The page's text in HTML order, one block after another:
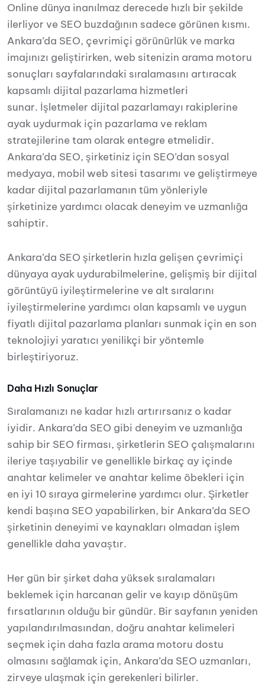
Online dünya inanılmaz derecede hızlı bir şekilde
ilerliyor ve SEO buzdağının sadece görünen kısmı.
Ankara’da SEO, çevrimiçi görünürlük ve marka
imajınızı geliştirirken, web sitenizin arama motoru
sonuçları sayfalarındaki sıralamasını artıracak
kapsamlı dijital pazarlama hizmetleri
sunar. İşletmeler dijital pazarlamayı rakiplerine
ayak uydurmak için pazarlama ve reklam
stratejilerine tam olarak entegre etmelidir.
Ankara’da SEO, şirketiniz için SEO’dan sosyal
medyaya, mobil web sitesi tasarımı ve geliştirmeye
kadar dijital pazarlamanın tüm yönleriyle
şirketinize yardımcı olacak deneyim ve uzmanlığa
sahiptir.
Ankara’da SEO şirketlerin hızla gelişen çevrimiçi
dünyaya ayak uydurabilmelerine, gelişmiş bir dijital
görüntüyü iyileştirmelerine ve alt sıralarını
iyileştirmelerine yardımcı olan kapsamlı ve uygun
fiyatlı dijital pazarlama planları sunmak için en son
teknolojiyi yaratıcı yenilikçi bir yöntemle
birleştiriyoruz.
Daha Hızlı Sonuçlar
Sıralamanızı ne kadar hızlı artırırsanız o kadar
iyidir. Ankara’da SEO gibi deneyim ve uzmanlığa
sahip bir SEO firması, şirketlerin SEO çalışmalarını
ileriye taşıyabilir ve genellikle birkaç ay içinde
anahtar kelimeler ve anahtar kelime öbekleri için
en iyi 10 sıraya girmelerine yardımcı olur. Şirketler
kendi başına SEO yapabilirken, bir Ankara’da SEO
şirketinin deneyimi ve kaynakları olmadan işlem
genellikle daha yavaştır.
Her gün bir şirket daha yüksek sıralamaları
beklemek için harcanan gelir ve kayıp dönüşüm
fırsatlarının olduğu bir gündür. Bir sayfanın yeniden
yapılandırılmasından, doğru anahtar kelimeleri
seçmek için daha fazla arama motoru dostu
olmasını sağlamak için, Ankara’da SEO uzmanları,
zirveye ulaşmak için gerekenleri bilirler.